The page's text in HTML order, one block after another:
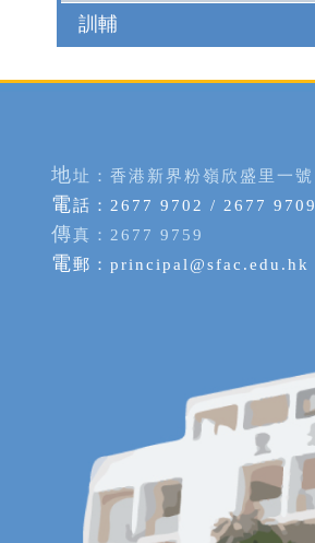
訓輔
地址：香港新界粉嶺欣盛里一號
電話：2677 9702 / 2677 9709
傳真：2677 9759
電郵： principal@sfac.edu.hk